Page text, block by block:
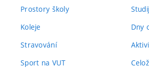
Prostory školy
Koleje
Stravování
Sport na VUT
Dny